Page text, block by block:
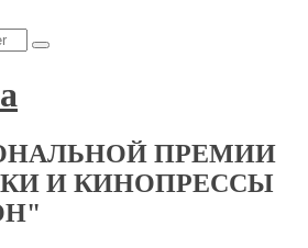
ПРЕМИИ
И КИНОПРЕССЫ